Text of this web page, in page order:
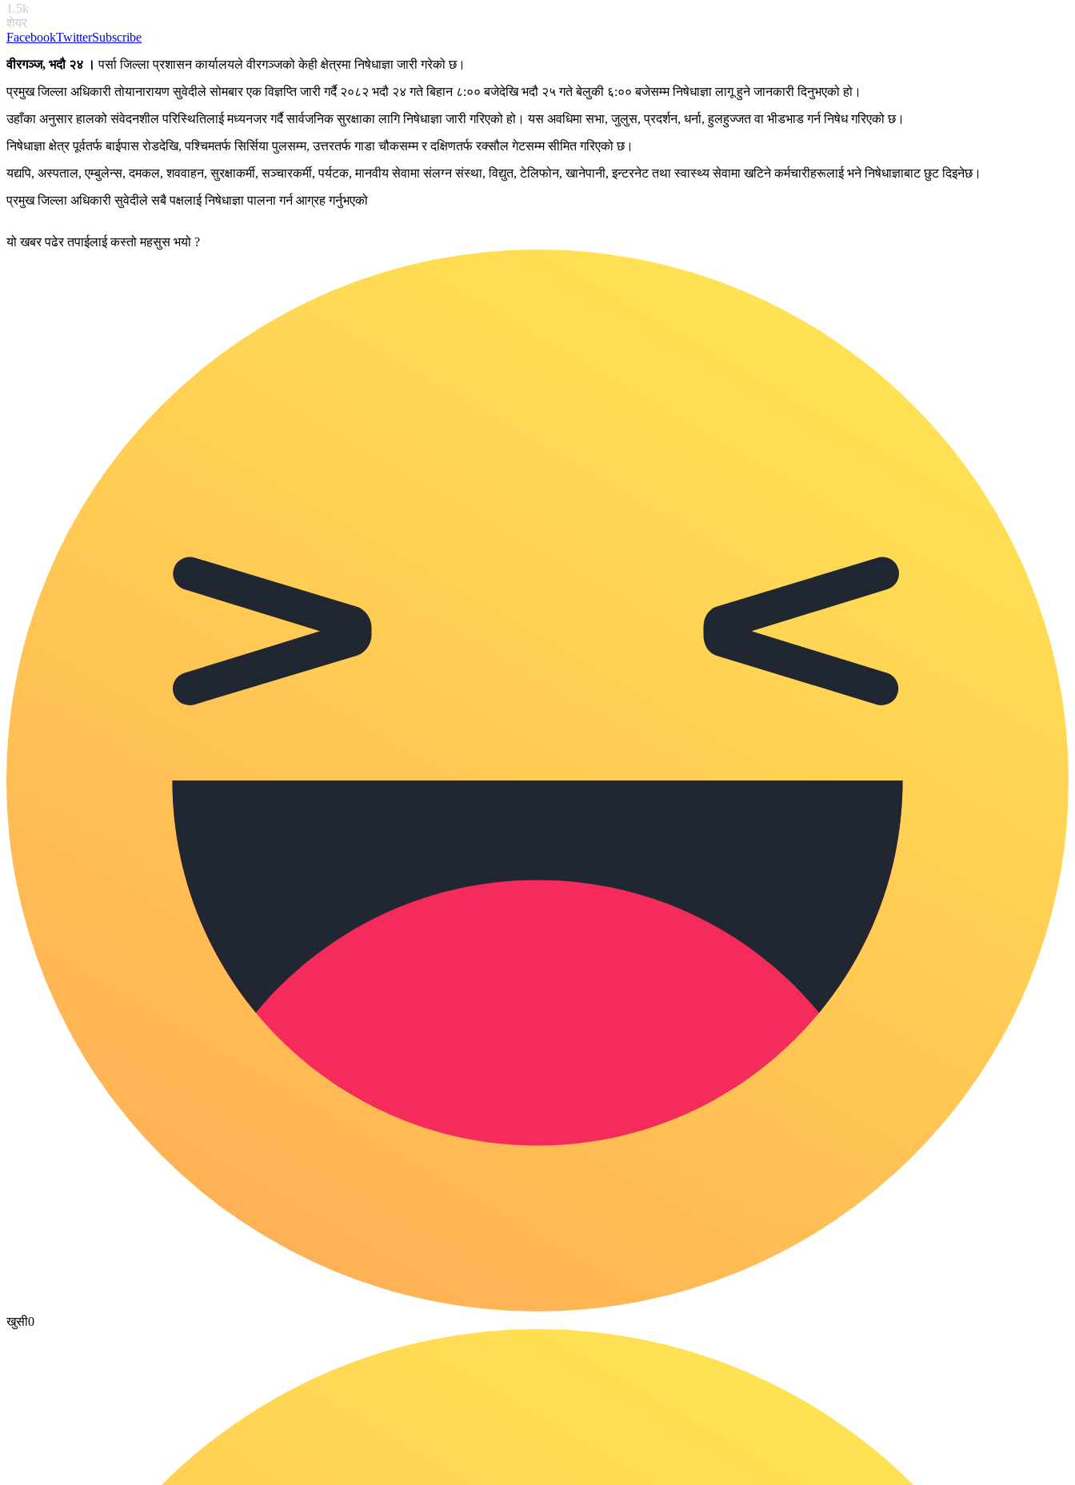
1.5k
शेयर
FacebookTwitterSubscribe
वीरगञ्ज, भदौ २४ । पर्सा जिल्ला प्रशासन कार्यालयले वीरगञ्जको केही क्षेत्रमा निषेधाज्ञा जारी गरेको छ।
प्रमुख जिल्ला अधिकारी तोयानारायण सुवेदीले सोमबार एक विज्ञप्ति जारी गर्दै २०८२ भदौ २४ गते बिहान ८:०० बजेदेखि भदौ २५ गते बेलुकी ६:०० बजेसम्म निषेधाज्ञा लागू हुने जानकारी दिनुभएको हो।
उहाँका अनुसार हालको संवेदनशील परिस्थितिलाई मध्यनजर गर्दै सार्वजनिक सुरक्षाका लागि निषेधाज्ञा जारी गरिएको हो। यस अवधिमा सभा, जुलुस, प्रदर्शन, धर्ना, हुलहुज्जत वा भीडभाड गर्न निषेध गरिएको छ।
निषेधाज्ञा क्षेत्र पूर्वतर्फ बाईपास रोडदेखि, पश्चिमतर्फ सिर्सिया पुलसम्म, उत्तरतर्फ गाडा चौकसम्म र दक्षिणतर्फ रक्सौल गेटसम्म सीमित गरिएको छ।
यद्यपि, अस्पताल, एम्बुलेन्स, दमकल, शववाहन, सुरक्षाकर्मी, सञ्चारकर्मी, पर्यटक, मानवीय सेवामा संलग्न संस्था, विद्युत, टेलिफोन, खानेपानी, इन्टरनेट तथा स्वास्थ्य सेवामा खटिने कर्मचारीहरूलाई भने निषेधाज्ञाबाट छुट दिइनेछ।
प्रमुख जिल्ला अधिकारी सुवेदीले सबै पक्षलाई निषेधाज्ञा पालना गर्न आग्रह गर्नुभएको
यो खबर पढेर तपाईलाई कस्तो महसुस भयो ?
खुसी0